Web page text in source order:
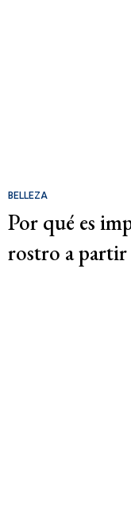
BELLEZA
Por qué es
rostro a partir